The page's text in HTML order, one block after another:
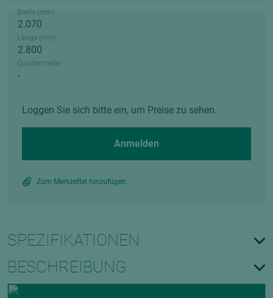
Breite (mm)
Länge (mm)
Quadratmeter
Loggen Sie sich bitte ein, um Preise zu sehen.
Anmelden
Zum Merkzettel hinzufügen
SPEZIFIKATIONEN
BESCHREIBUNG